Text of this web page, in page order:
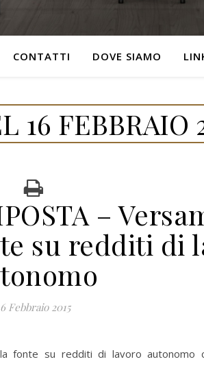
CONTATTI DOVE SIAMO
16 FEBBRAIO
–
su redditi di
Febbraio 2015
fonte su redditi di lavoro autonomo